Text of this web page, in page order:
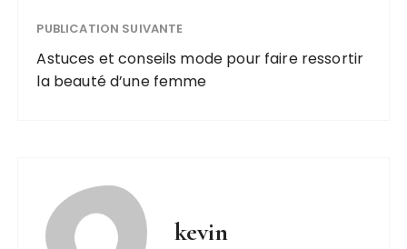
PUBLICATION SUIVANTE
Astuces et conseils mode pour faire ressortir
la beauté d’une femme
kevin